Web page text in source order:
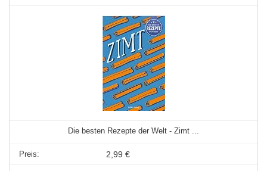
Die besten Rezepte der Welt - Zimt ...
2,99 €